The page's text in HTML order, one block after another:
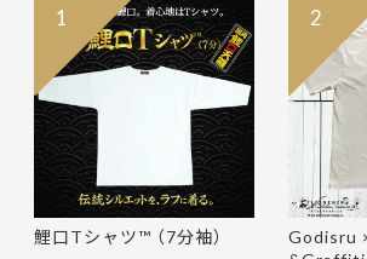
鯉口Tシャツ™ （7分袖）
1
Godisru
2